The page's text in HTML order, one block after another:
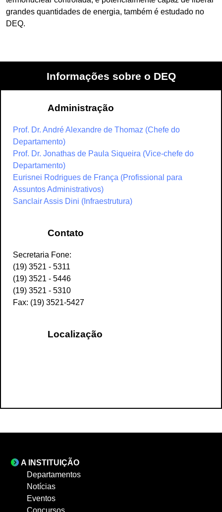
grandes quantidades de energia, também é estudado no
DEQ.
Informações sobre o DEQ
Administração
Prof. Dr. André Alexandre de Thomaz (Chefe do
Departamento)
Prof. Dr. Jonathas de Paula Siqueira (Vice-chefe do
Departamento)
Eurisnei Rodrigues de França (Profissional para
Assuntos Administrativos)
Sanclair Assis Dini (Infraestrutura)
Contato
Secretaria Fone:
(19) 3521 - 5311
(19) 3521 - 5446
(19) 3521 - 5310
Fax: (19) 3521-5427
Localização
A INSTITUIÇÃO
Departamentos
Notícias
Eventos
Concursos